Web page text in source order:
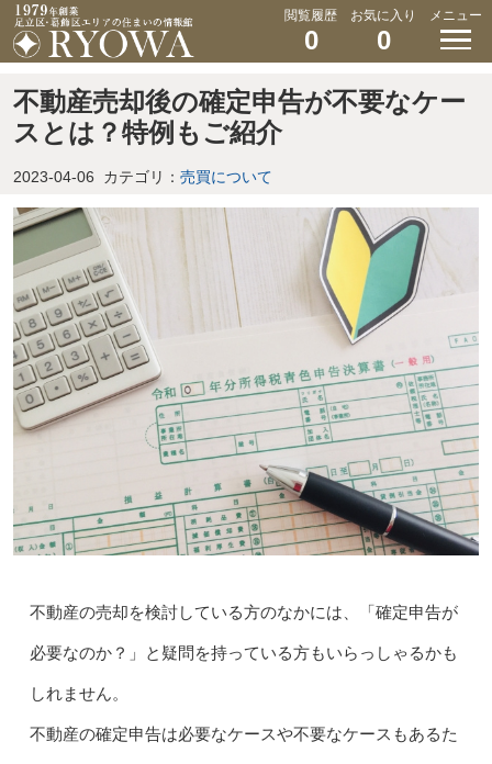
閲覧履歴
0
お気に入り
0
メニュー
不動産売却後の確定申告が不要なケー
スとは？特例もご紹介
2023-04-06 カテゴリ： 売買について
不動産の売却を検討している方のなかには、「確定申告が
必要なのか？」と疑問を持っている方もいらっしゃるかも
しれません。
不動産の確定申告は必要なケースや不要なケースもあるた